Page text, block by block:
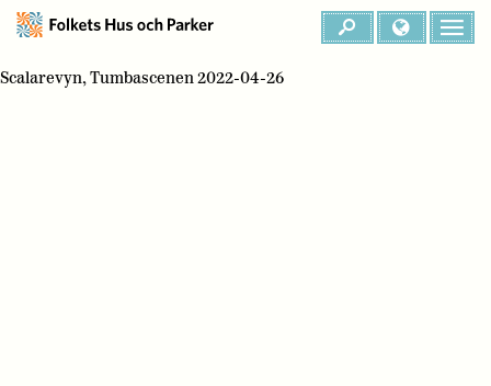
Scalarevyn, Tumbascenen 2022-04-26